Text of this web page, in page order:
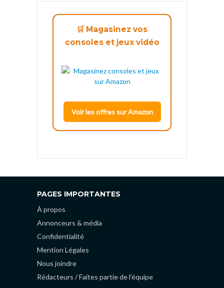
🛒 Magasinez vos
consoles et jeux vidéo
Voir les offres sur Amazon
PAGES IMPORTANTES
À propos
Annonceurs & média
Confidentialité
Mention Légales
Nous joindre
Rédacteurs / Faites partie de l’équipe